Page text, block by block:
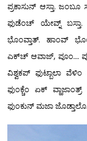
ಪ್ರಕಾಸುನ್ ಆಸ್ತಾ.
ಫುಡೆಂಚ್ ಯೇವ್ನ್ ಬಸ್ತಾ.
ಭೊಂವ್ತಾತ್. ಹಾಂವ್
ಎಕ್‍ಚ್ ಆವಾಜ್, ಪೂಂ….
ವಿಶ್ವಕಪ್ ಫುಟ್ಬಾಲಾ
ಫುಂಕ್ಚೆಂ ಏಕ್
ಫುಂಕುನ್ ಮಜಾ